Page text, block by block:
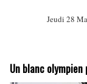
Jeudi 28
Un blanc